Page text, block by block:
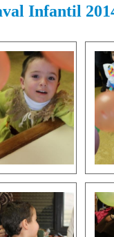
Infantil